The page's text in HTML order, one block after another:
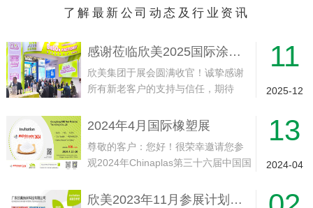
了解最新公司动态及行业资讯
感谢莅临欣美2025国际涂料展展位
欣美集团于展会圆满收官！诚挚感谢
所有新老客户的支持与信任，期待
11
2025-12
2024年4月国际橡塑展
尊敬的客户：您好！很荣幸邀请您参
观2024年Chinaplas第三十六届中国国
展会将于2024年4月23-26日在中国·上
13
2024-04
欣美2023年11月参展计划——中国（上海）国际涂料展